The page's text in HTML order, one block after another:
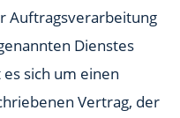
Auftragsverarbeitung
Dienstes
sich um einen
Vertrag, der